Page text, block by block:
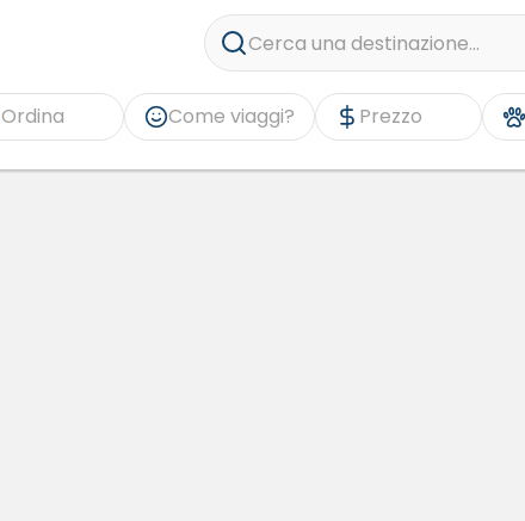
Cerca una destinazione...
Ordina Come viaggi? Prezzo